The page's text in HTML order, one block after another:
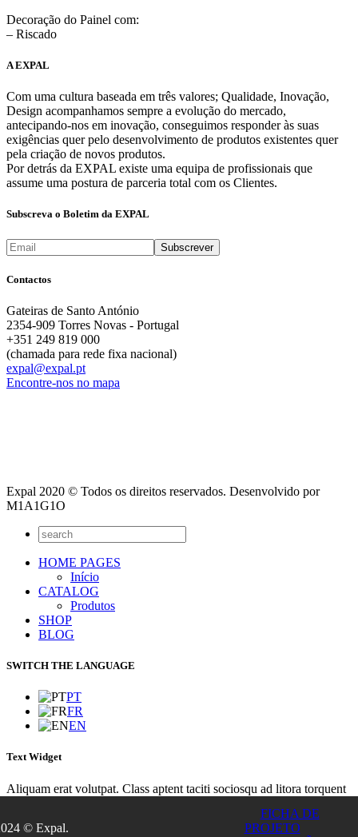
Decoração do Painel com:
– Riscado
A EXPAL
Com uma cultura baseada em três valores; Qualidade, Inovação,
Design acompanhamos sempre a evolução do mercado,
antecipando-nos em inovação, conseguimos responder às suas
exigências quer pelo desenvolvimento de produtos existentes quer
pela criação de novos produtos.
Por detrás da EXPAL existe uma equipa de profissionais que
assume uma postura de parceria total com os Clientes.
Subscreva o Boletim da EXPAL
Contactos
Gateiras de Santo António
2354-909 Torres Novas - Portugal
+351 249 819 000
(chamada para rede fixa nacional)
expal@expal.pt
Encontre-nos no mapa
Expal 2020 © Todos os direitos reservados. Desenvolvido por
M1A1G1O
© Expal.
FICHA DE
PROJETO
HOME PAGES
Início
CATALOG
Produtos
SHOP
BLOG
SWITCH THE LANGUAGE
PT
FR
EN
Text Widget
Aliquam erat volutpat. Class aptent taciti sociosqu ad litora torquent
turpis. Nunc euismod lacus sit amet purus euismod placerat? Integer
gravida imperdiet tincidunt. Vivamus convallis dolor ultricies tellus